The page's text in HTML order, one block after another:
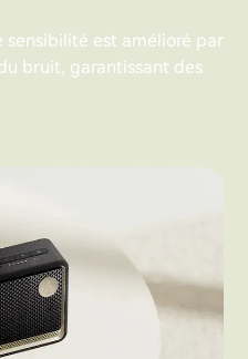
sensibilité est amélioré par
bruit, garantissant des